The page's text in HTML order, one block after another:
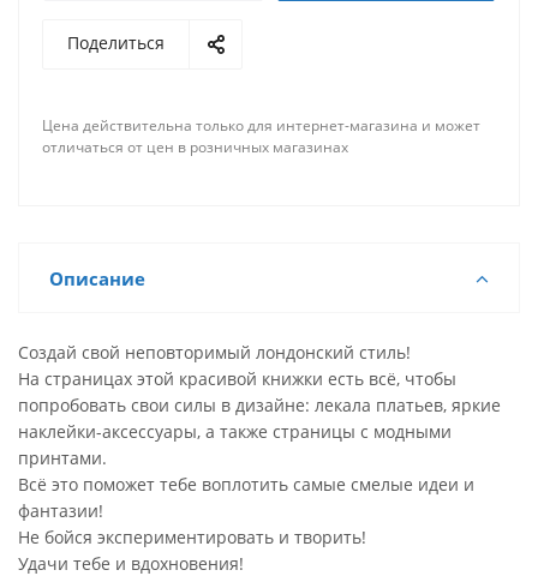
Поделиться
Цена действительна только для интернет-магазина и может
отличаться от цен в розничных магазинах
Описание
Создай свой неповторимый лондонский стиль!
На страницах этой красивой книжки есть всё, чтобы
попробовать свои силы в дизайне: лекала платьев, яркие
наклейки-аксессуары, а также страницы с модными
принтами.
Всё это поможет тебе воплотить самые смелые идеи и
фантазии!
Не бойся экспериментировать и творить!
Удачи тебе и вдохновения!